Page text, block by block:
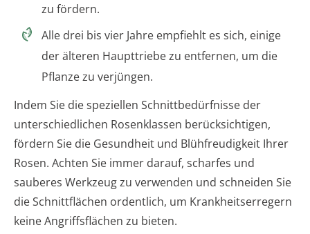
zu fördern.
Alle drei bis vier Jahre empfiehlt es sich, einige
der älteren Haupttriebe zu entfernen, um die
Pflanze zu verjüngen.
Indem Sie die speziellen Schnittbedürfnisse der
unterschiedlichen Rosenklassen berücksichtigen,
fördern Sie die Gesundheit und Blühfreudigkeit Ihrer
Rosen. Achten Sie immer darauf, scharfes und
sauberes Werkzeug zu verwenden und schneiden Sie
die Schnittflächen ordentlich, um Krankheitserregern
keine Angriffsflächen zu bieten.